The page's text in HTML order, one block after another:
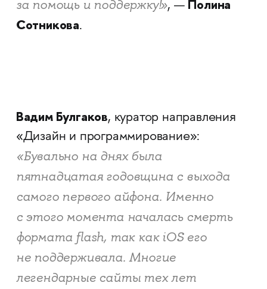
за помощь и поддержку!», — Полина
Сотникова.
Вадим Булгаков, куратор направления
«Дизайн и программирование»:
«Бувально на днях была
пятнадцатая годовщина с выхода
самого первого айфона. Именно
с этого момента началась смерть
формата flash, так как iOS его
не поддерживала. Многие
легендарные сайты тех лет